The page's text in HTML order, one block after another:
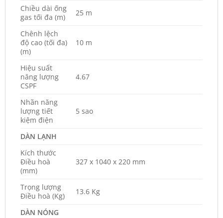
Chiều dài ống
gas tối đa (m)
25 m
Chênh lệch
độ cao (tối đa)
(m)
10 m
Hiệu suất
năng lượng
CSPF
4.67
Nhãn năng
lượng tiết
kiệm điện
5 sao
DÀN LẠNH
Kích thước
Điều hoà
(mm)
327 x 1040 x 220 mm
Trọng lượng
Điều hoà (Kg)
13.6 Kg
DÀN NÓNG